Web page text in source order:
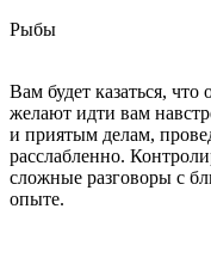
Рыбы
Вам будет казаться,
желают идти вам
и приятым делам,
расслабленно.
сложные разговоры с
опыте.